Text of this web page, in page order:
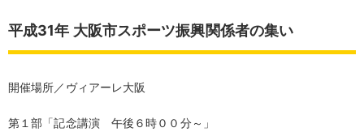
平成31年 大阪市スポーツ振興関係者の集い
開催場所／ヴィアーレ大阪
第１部「記念講演 午後６時００分～」